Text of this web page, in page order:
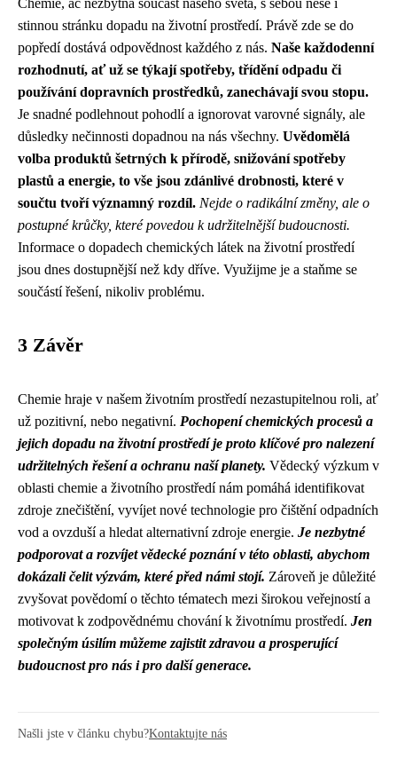
stinnou stránku dopadu na životní prostředí. Právě zde se do
popředí dostává odpovědnost každého z nás. Naše každodenní
rozhodnutí, ať už se týkají spotřeby, třídění odpadu či
používání dopravních prostředků, zanechávají svou stopu.
Je snadné podlehnout pohodlí a ignorovat varovné signály, ale
důsledky nečinnosti dopadnou na nás všechny. Uvědomělá
volba produktů šetrných k přírodě, snižování spotřeby
plastů a energie, to vše jsou zdánlivé drobnosti, které v
součtu tvoří významný rozdíl. Nejde o radikální změny, ale o
postupné krůčky, které povedou k udržitelnější budoucnosti.
Informace o dopadech chemických látek na životní prostředí
jsou dnes dostupnější než kdy dříve. Využijme je a staňme se
součástí řešení, nikoliv problému.
3 Závěr
Chemie hraje v našem životním prostředí nezastupitelnou roli, ať
už pozitivní, nebo negativní. Pochopení chemických procesů a
jejich dopadu na životní prostředí je proto klíčové pro nalezení
udržitelných řešení a ochranu naší planety. Vědecký výzkum v
oblasti chemie a životního prostředí nám pomáhá identifikovat
zdroje znečištění, vyvíjet nové technologie pro čištění odpadních
vod a ovzduší a hledat alternativní zdroje energie. Je nezbytné
podporovat a rozvíjet vědecké poznání v této oblasti, abychom
dokázali čelit výzvám, které před námi stojí. Zároveň je důležité
zvyšovat povědomí o těchto tématech mezi širokou veřejností a
motivovat k zodpovědnému chování k životnímu prostředí. Jen
společným úsilím můžeme zajistit zdravou a prosperující
budoucnost pro nás i pro další generace.
Našli jste v článku chybu?Kontaktujte nás